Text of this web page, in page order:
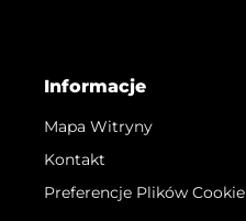
Informacje
Mapa Witryny
Kontakt
Preferencje Plików Cookie